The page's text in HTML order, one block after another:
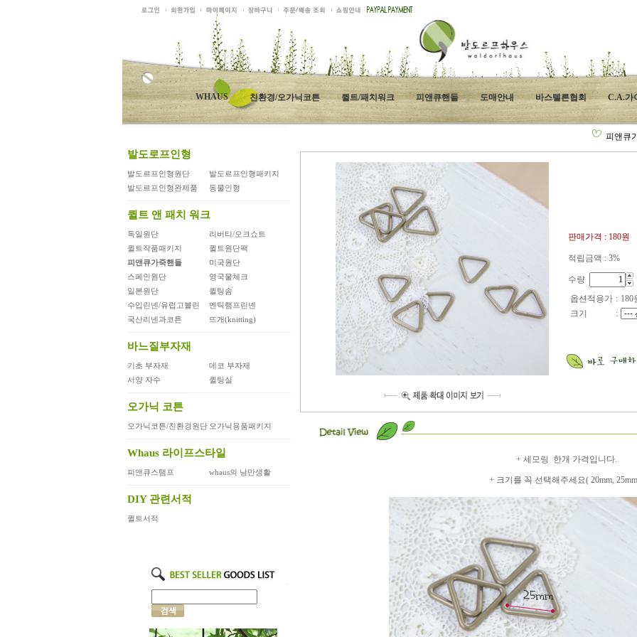
WHAUS 친환경/오가닉코튼 퀼트/패치워크 피앤큐핸들 도매안내 바스텔른협회 C.A.가
발도로프인형
발도르프인형원단
발도르프인형패키지
발도르프인형완제품
동물인형
퀼트 앤 패치 워크
독일원단
리버티/오크쇼트
퀼트작품패키지
퀼트원단팩
피앤큐가죽핸들
미국원단
스페인원단
영국울체크
일본원단
퀼팅솜
수입린넨/유럽고블린
엔틱햄프린넨
국산리넨과코튼
뜨개(knitting)
바느질부자재
기초 부자재
데코 부자재
서양 자수
퀼팅실
오가닉 코튼
오가닉코튼/친환경원단 오가닉용품패키지
Whaus 라이프스타일
피앤큐스탬프 whaus의 낭만생활
DIY 관련서적
퀼트서적
피앤큐
판매가격 : 180원
적립금액 : 3%
수량
옵션적용가 : 180
크기
:
+ 세모링 한개 가격입니다.
+ 크기를 꼭 선택해주세요( 20mm,